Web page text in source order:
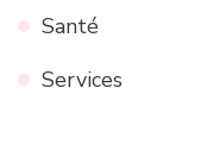
Santé
Services